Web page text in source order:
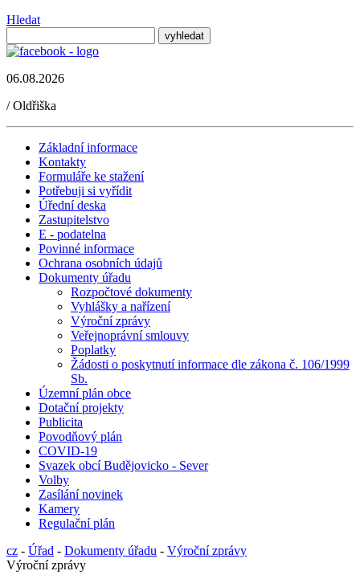
Hledat
06.08.2026
/Oldřiška
Základní informace
Kontakty
Formuláře ke stažení
Potřebuji si vyřídit
Úřední deska
Zastupitelstvo
E - podatelna
Povinné informace
Ochrana osobních údajů
Dokumenty úřadu
Rozpočtové dokumenty
Vyhlášky a nařízení
Výroční zprávy
Veřejnoprávní smlouvy
Poplatky
Žádosti o poskytnutí informace dle zákona č. 106/1999
Sb.
Územní plán obce
Dotační projekty
Publicita
Povodňový plán
COVID-19
Svazek obcí Budějovicko - Sever
Volby
Zasílání novinek
Kamery
Regulační plán
cz - Úřad - Dokumenty úřadu - Výroční zprávy
Výroční zprávy